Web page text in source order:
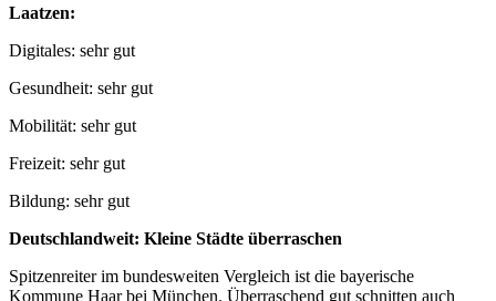
Laatzen:
Digitales: sehr gut
Gesundheit: sehr gut
Mobilität: sehr gut
Freizeit: sehr gut
Bildung: sehr gut
Deutschlandweit: Kleine Städte überraschen
Spitzenreiter im bundesweiten Vergleich ist die bayerische
Kommune Haar bei München. Überraschend gut schnitten auch